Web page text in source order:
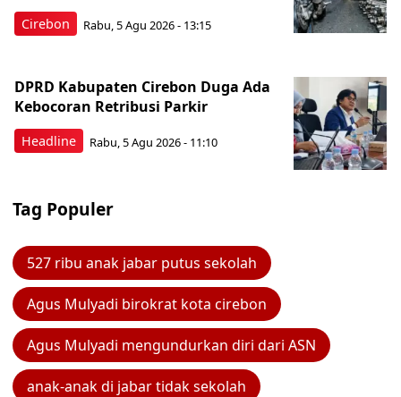
Cirebon Rabu, 5 Agu 2026 - 13:15
Headline
DPRD Kabupaten Cirebon Duga Ada
Kebocoran Retribusi Parkir
Rabu, 5 Agu 2026 - 11:10
Tag Populer
527 ribu anak jabar putus sekolah
Agus Mulyadi birokrat kota cirebon
Agus Mulyadi mengundurkan diri dari ASN
anak-anak di jabar tidak sekolah